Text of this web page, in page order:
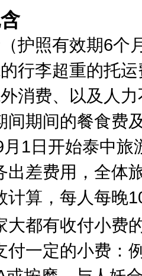
护照有效期6个
行李超重的托
消费、以及人
间期间的餐食费
月1日开始泰中
出差费用，全体
计算，每人每晚
大都有收付小费
付一定的小费：